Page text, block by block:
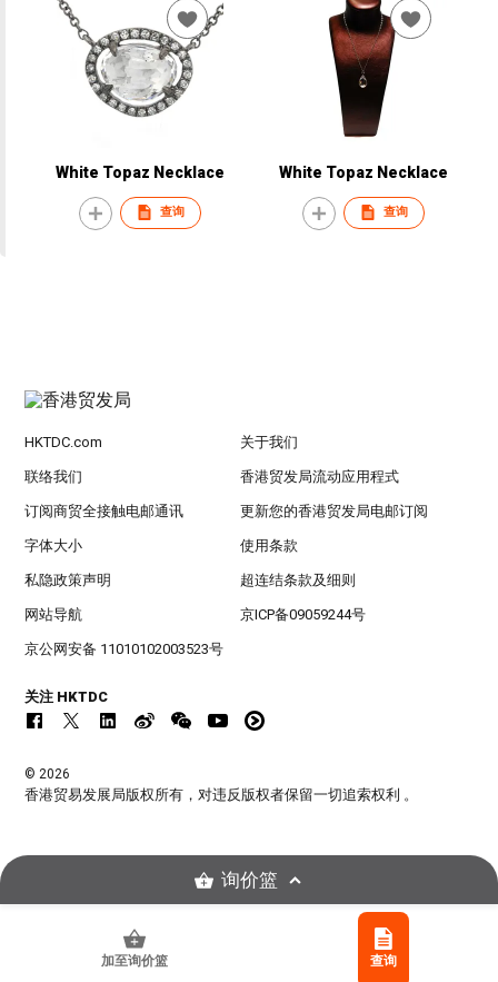
White Topaz Necklace
查询
White Topaz Necklace
查询
加至询价篮 查询
HKTDC.com 关于我们
联络我们 香港贸发局流动应用程式
订阅商贸全接触电邮通讯 更新您的香港贸发局电邮订阅
字体大小 使用条款
私隐政策声明 超连结条款及细则
网站导航 京ICP备09059244号
京公网安备 11010102003523号
关注 HKTDC
© 2026
香港贸易发展局版权所有，对违反版权者保留一切追索权利 。
询价篮